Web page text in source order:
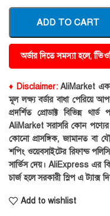
ADD TO CART
অর্ডার দিতে সমস্যা হলে,
♦ Disclaimer:AliMarket
মূল লক্ষ্য বর্ডার বাধা পেরিয়ে
প্রদর্শিত প্রোডাক্ট বিভিন্ন
AliMarket সরাসরি কোন পণ্যের
কোনো প্রাসঙ্গিক, জামানত বা
শপিং ওয়েবসাইটের রিফান্ড
সার্ভিস দেয়। AliExpress এর
চার্জ হলে সরকারী স্লিপ এ ট্যাক্স
Add to wishlist